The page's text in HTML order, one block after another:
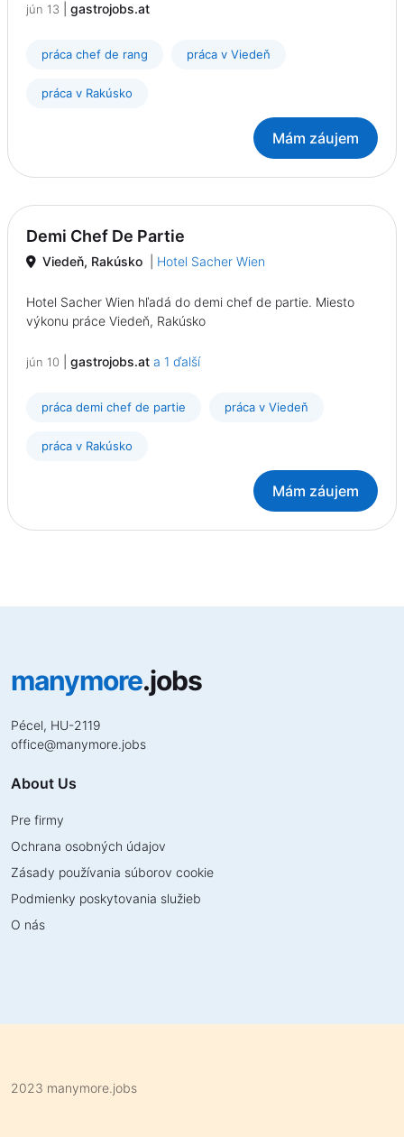
jún 13 gastrojobs.at
práca chef de rang práca v Viedeň
práca v Rakúsko
Mám záujem
Demi Chef De Partie
Viedeň, Rakúsko Hotel Sacher Wien
Hotel Sacher Wien hľadá do demi chef de partie. Miesto
výkonu práce Viedeň, Rakúsko
jún 10 gastrojobs.at a 1 ďalší
práca demi chef de partie práca v Viedeň
práca v Rakúsko
Mám záujem
manymore.jobs
Pécel, HU-2119
office@manymore.jobs
About Us
Pre firmy
Ochrana osobných údajov
Zásady používania súborov cookie
Podmienky poskytovania služieb
O nás
2023 manymore.jobs